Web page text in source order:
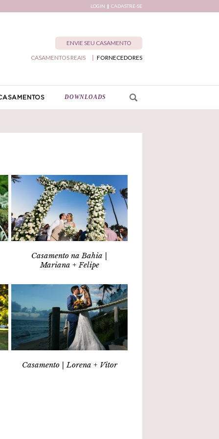
LOGIN CADASTRE-SE
ENVIE SEU CASAMENTO
FORNECEDORES
CASAMENTOS REAIS
DOWNLOADS
Casamento na Bahia |
Mariana + Felipe
Casamento | Lorena + Vitor